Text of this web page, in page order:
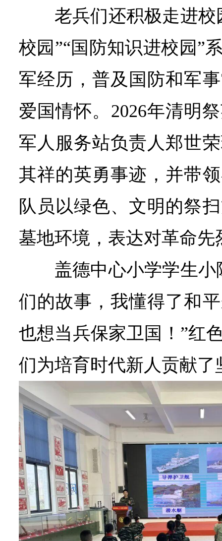
老兵们还积极走进
校园”“国防知识进校园”
军经历，普及国防和军
爱国情怀。2026年清明
军人服务站负责人郑世
其祥的英勇事迹，并带
队员以绿色、文明的祭
墓地环境，表达对革命先
盖德中心小学学生
们的故事，我懂得了和
也想当兵保家卫国！”红
们为培育时代新人贡献了